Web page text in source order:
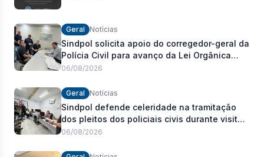
Geral Notícias
Sindpol solicita apoio do corregedor-geral da
Polícia Civil para avanço da Lei Orgânica
Estadual
06/08/2026
Geral Notícias
Sindpol defende celeridade na tramitação
dos pleitos dos policiais civis durante visita
às delegacias
06/08/2026